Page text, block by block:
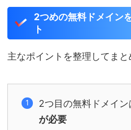
2つめの無料ドメイン
ト
主なポイントを整理してまと
2つ目の無料ドメイン
が必要